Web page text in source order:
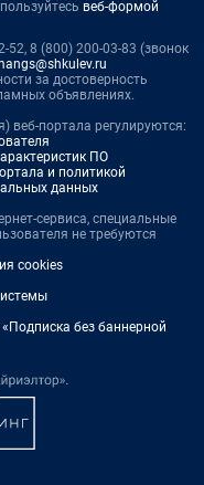
веб-формой
52, 8 (800) 200-03-83 (звонок
за достоверность
объявлениях.
веб-портала регулируются:
ПО
и политикой
данных
сервиса, специальные
не требуются
cookies
без баннерной